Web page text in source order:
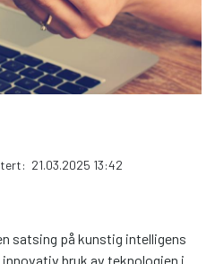
21.03.2025 13:42
satsing på kunstig intelligens
bruk av teknologien i